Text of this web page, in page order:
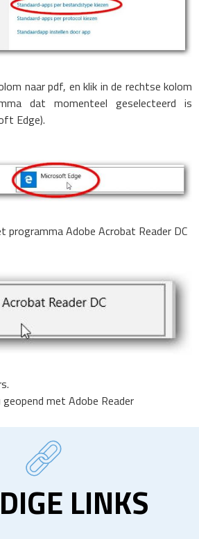
naar pdf, en klik in de rechtse kolom
dat momenteel geselecteerd is
Edge).
programma Adobe Acrobat Reader DC
met Adobe Reader
LINKS